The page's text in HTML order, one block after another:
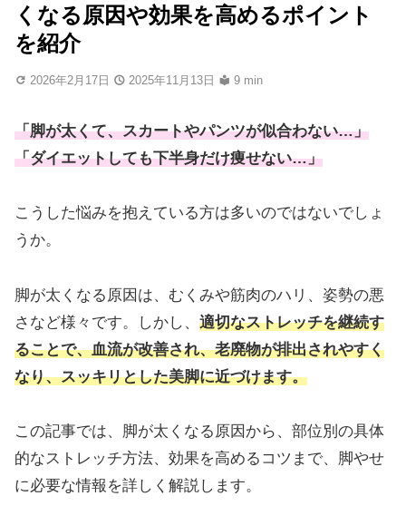
くなる原因や効果を高めるポイント
を紹介
2026年2月17日 2025年11月13日 9 min
「脚が太くて、スカートやパンツが似合わない…」
「ダイエットしても下半身だけ痩せない…」
こうした悩みを抱えている方は多いのではないでしょ
うか。
脚が太くなる原因は、むくみや筋肉のハリ、姿勢の悪
さなど様々です。しかし、 適切なストレッチを継続す
ることで、血流が改善され、老廃物が排出されやすく
なり、スッキリとした美脚に近づけます。
この記事では、脚が太くなる原因から、部位別の具体
的なストレッチ方法、効果を高めるコツまで、脚やせ
に必要な情報を詳しく解説します。